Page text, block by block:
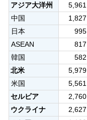
アジア大洋州
5,961
中国
1,827
日本
995
ASEAN
817
韓国
582
北米
5,979
米国
5,561
セルビア
2,760
ウクライナ
2,627